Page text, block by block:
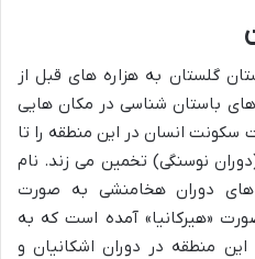
گلستان به هزاره های قبل از
باستان شناسی در مکان هایی
سکونت انسان در این منطقه را تا
(دوران نوسنگی) تخمین می زند. نام
دوران هخامنشی به صورت
«هیرکانیا» آمده است که به
منطقه در دوران اشکانیان و